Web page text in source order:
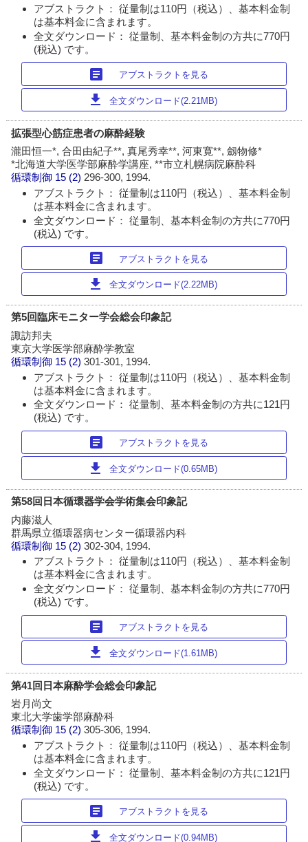
アブストラクト： 従量制は110円（税込）、基本料金制
は基本料金に含まれます。
全文ダウンロード： 従量制、基本料金制の方共に770円
(税込) です。
article アブストラクトを見る
download 全文ダウンロード(2.21MB)
拡張型心筋症患者の麻酔経験
瀧田恒一*, 合田由紀子**, 真尾秀幸**, 河東寛**, 劔物修*
*北海道大学医学部麻酔学講座, **市立札幌病院麻酔科
循環制御 15 (2) 296-300, 1994.
アブストラクト： 従量制は110円（税込）、基本料金制
は基本料金に含まれます。
全文ダウンロード： 従量制、基本料金制の方共に770円
(税込) です。
article アブストラクトを見る
download 全文ダウンロード(2.22MB)
第5回臨床モニター学会総会印象記
諏訪邦夫
東京大学医学部麻酔学教室
循環制御 15 (2)301-301, 1994.
アブストラクト： 従量制は110円（税込）、基本料金制
は基本料金に含まれます。
全文ダウンロード： 従量制、基本料金制の方共に121円
(税込) です。
article アブストラクトを見る
download 全文ダウンロード(0.65MB)
第58回日本循環器学会学術集会印象記
内藤滋人
群馬県立循環器病センター循環器内科
循環制御 15 (2)302-304, 1994.
アブストラクト： 従量制は110円（税込）、基本料金制
は基本料金に含まれます。
全文ダウンロード： 従量制、基本料金制の方共に770円
(税込) です。
article アブストラクトを見る
download 全文ダウンロード(1.61MB)
第41回日本麻酔学会総会印象記
岩月尚文
東北大学歯学部麻酔科
循環制御 15 (2)305-306, 1994.
アブストラクト： 従量制は110円（税込）、基本料金制
は基本料金に含まれます。
全文ダウンロード： 従量制、基本料金制の方共に121円
(税込) です。
article アブストラクトを見る
download 全文ダウンロード(0.94MB)